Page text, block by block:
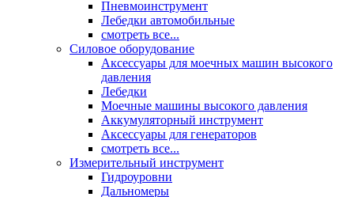
Пневмоинструмент
Лебедки автомобильные
смотреть все...
Силовое оборудование
Аксессуары для моечных машин высокого
давления
Лебедки
Моечные машины высокого давления
Аккумуляторный инструмент
Аксессуары для генераторов
смотреть все...
Измерительный инструмент
Гидроуровни
Дальномеры